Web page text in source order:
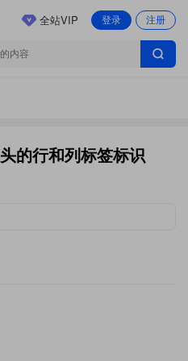
登录 注册
全站VIP
的行和列标签标识